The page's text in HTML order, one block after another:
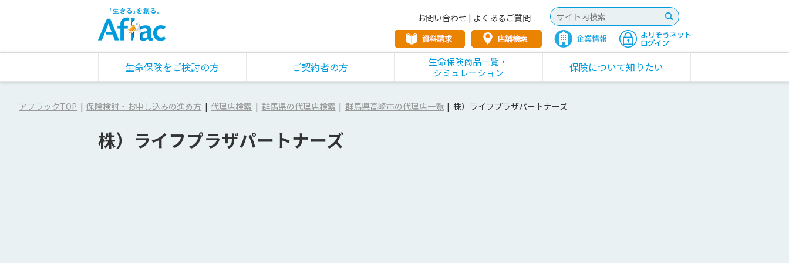
お問い合わせ | よくあるご質問
生命保険をご検討の方 ご契約者の方
生命保険商品一覧・
シミュレーション
保険について知りたい
アフラックTOP 保険検討・お申し込みの進め方 代理店検索 群馬県の代理店検索 群馬県高崎市の代理店一覧 株）ライフプラザパートナーズ
株）ライフプラザパートナーズ